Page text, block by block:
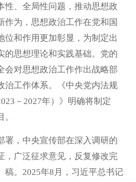
性、全局性问题，推动思想政
作为，思想政治工作在党和国
位和作用更加彰显，为制定出
的思想理论和实践基础。党的
会对思想政治工作作出战略部
治工作体系。《中央党内法规
－2027年）》明确将制定
，中央宣传部在深入调研的
，广泛征求意见，反复修改完
稿。2025年8月，习近平总书记